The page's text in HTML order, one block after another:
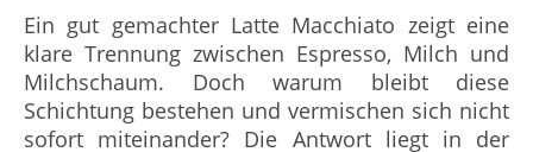
Ein gut gemachter Latte Macchiato zeigt eine
klare Trennung zwischen Espresso, Milch und
Milchschaum. Doch warum bleibt diese
Schichtung bestehen und vermischen sich nicht
sofort miteinander? Die Antwort liegt in der